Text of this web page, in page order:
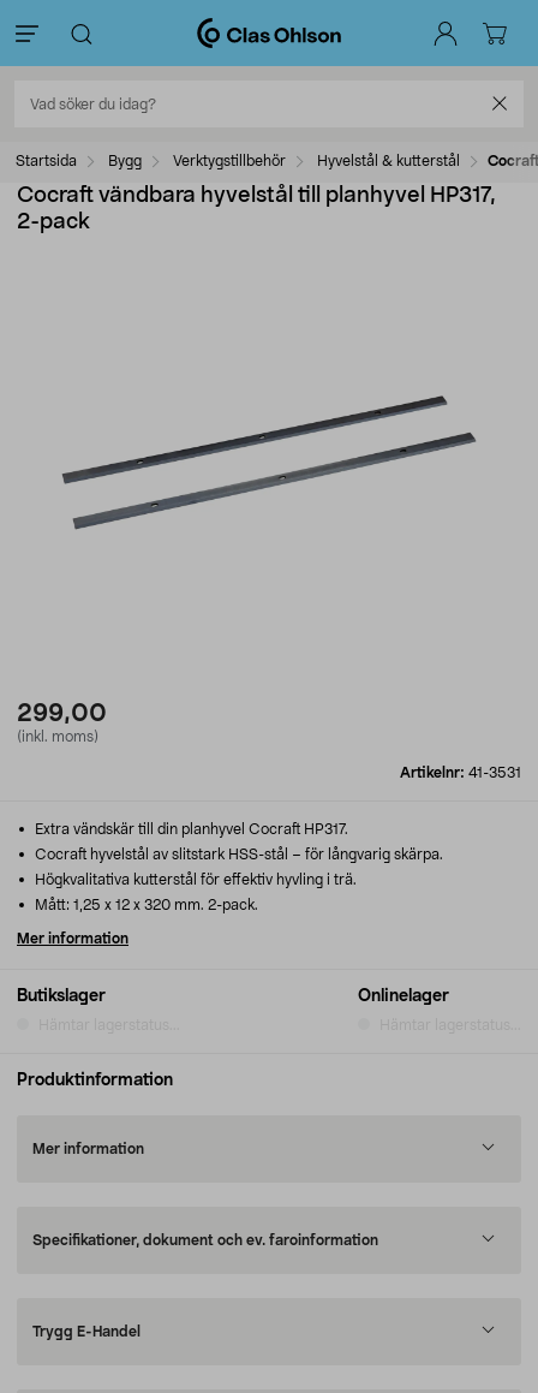
Startsida Bygg Verktygstillbehör Hyvelstål & kutterstål
Cocraft vändbara hyvelstål till planhyvel HP317,
2-pack
299,00
(inkl. moms)
Artikelnr: 41-3531
Butikslager Onlinelager
Extra vändskär till din planhyvel Cocraft HP317.
Cocraft hyvelstål av slitstark HSS-stål – för långvarig skärpa.
Högkvalitativa kutterstål för effektiv hyvling i trä.
Mått: 1,25 x 12 x 320 mm. 2-pack.
Mer information
Produktinformation
Mer information
Specifikationer, dokument och ev. faroinformation
Trygg E-Handel